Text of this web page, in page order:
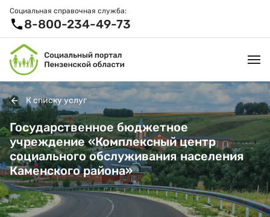
Социальная справочная служба:
8-800-234-49-73
УСЛУГИ И ЛЬГОТЫ
ОРГАНИЗАЦИИ
ПРОЕКТЫ И СЕРВИСЫ
АКТИВНОЕ ДОЛГОЛЕТИЕ
К списку услуг
Государственное бюджетное
учреждение «Комплексный центр
социального обслуживания населения
Каменского района»